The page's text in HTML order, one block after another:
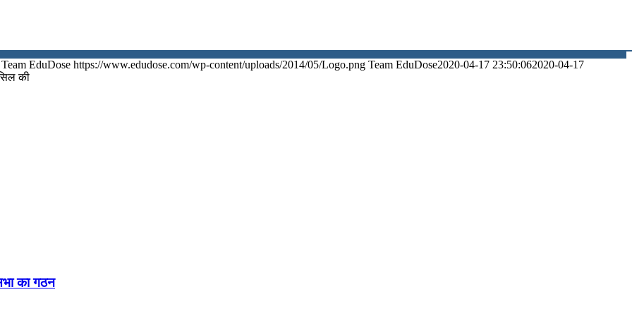
Team EduDose https://www.edudose.com/wp-content/uploads/2014/05/Logo.png Team EduDose2020-04-17 23:50:062020-04-17
की
का गठन